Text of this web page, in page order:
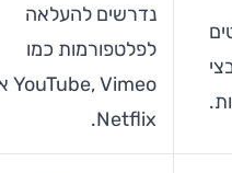
נדרשים להעלאה
לפלטפורמות כמו
YouTube, Vimeo או
Netflix.